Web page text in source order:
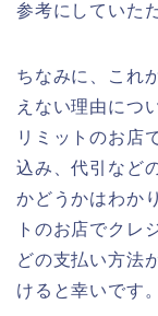
参考にしていた
ちなみに、これ
えない理由につ
リミットのお店
込み、代引など
かどうかはわか
トのお店でクレ
どの支払い方法
けると幸いです。